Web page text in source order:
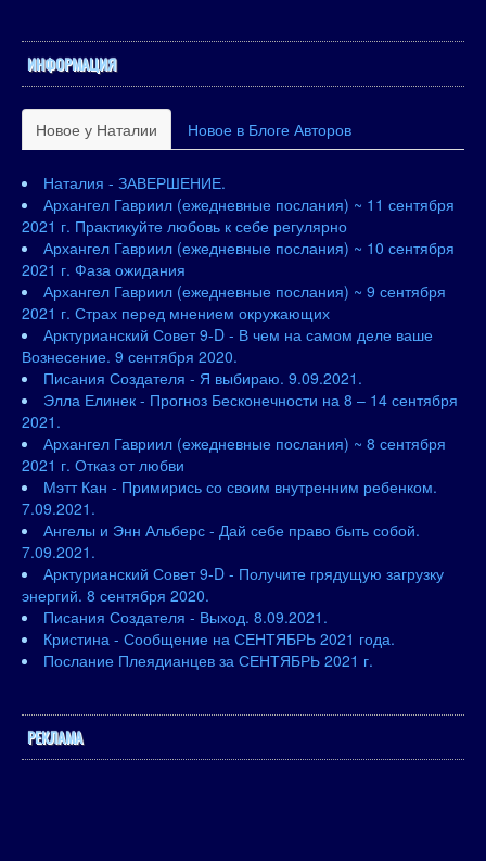
ИНФОРМАЦИЯ
Новое у Наталии Новое в Блоге Авторов
Наталия - ЗАВЕРШЕНИЕ.
Архангел Гавриил (ежедневные послания) ~ 11 сентября
2021 г. Практикуйте любовь к себе регулярно
Архангел Гавриил (ежедневные послания) ~ 10 сентября
2021 г. Фаза ожидания
Архангел Гавриил (ежедневные послания) ~ 9 сентября
2021 г. Страх перед мнением окружающих
Арктурианский Совет 9-D - В чем на самом деле ваше
Вознесение. 9 сентября 2020.
Писания Создателя - Я выбираю. 9.09.2021.
Элла Елинек - Прогноз Бесконечности на 8 – 14 сентября
2021.
Архангел Гавриил (ежедневные послания) ~ 8 сентября
2021 г. Отказ от любви
Мэтт Кан - Примирись со своим внутренним ребенком.
7.09.2021.
Ангелы и Энн Альберс - Дай себе право быть собой.
7.09.2021.
Арктурианский Совет 9-D - Получите грядущую загрузку
энергий. 8 сентября 2020.
Писания Создателя - Выход. 8.09.2021.
Кристина - Сообщение на СЕНТЯБРЬ 2021 года.
Послание Плеядианцев за СЕНТЯБРЬ 2021 г.
РЕКЛАМА